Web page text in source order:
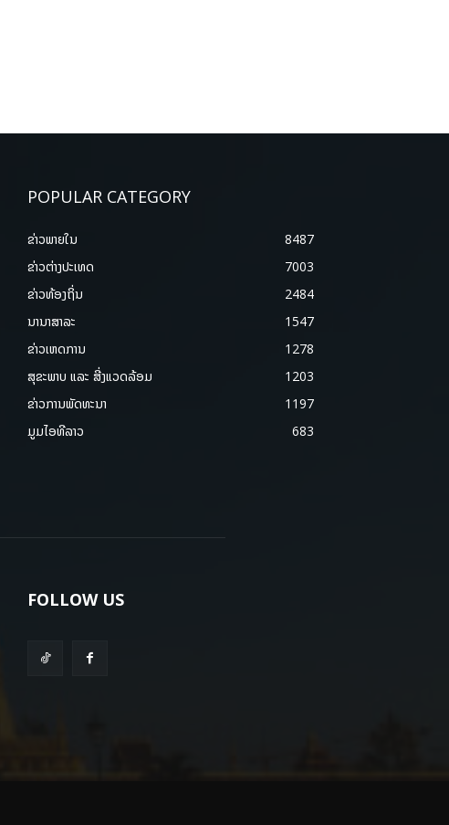
POPULAR CATEGORY
ຂ່າວພາຍ​ໃນ
8487
ຂ່າວຕ່າງປະເທດ
7003
ຂ່າວທ້ອງຖິ່ນ
2484
ນານາສາລະ
1547
ຂ່າວເຫດການ
1278
ສຸຂະພາບ ແລະ ສີ່ງແວດລ້ອມ
1203
ຂ່າວການພັດທະນາ
1197
ມູມໄອທີລາວ
683
FOLLOW US